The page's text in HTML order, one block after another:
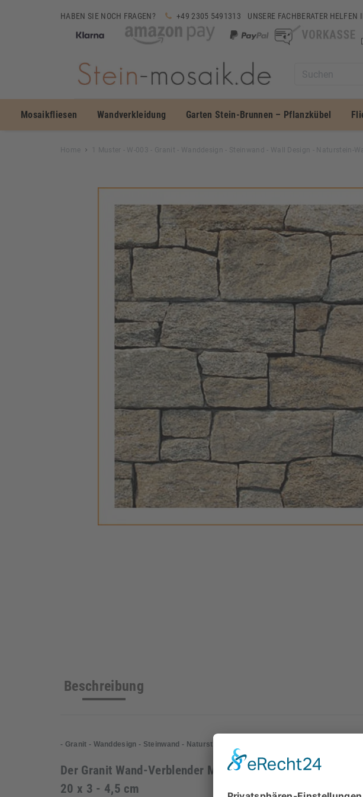
HABEN SIE NOCH FRAGEN? +49 2305 5491313 UNSERE FACHBERATER HELFEN
Mosaikfliesen Wandverkleidung Garten Stein-Brunnen – Pflanzkübel
Home 1 Muster - W-003 - Granit - Wanddesign - Steinwand - Wall Design - Naturstein-
Beschreibung
- Granit - Wanddesign - Steinwand - Naturstein-Mauer - Naturstein-Wand - Wall Design
Der Granit Wand-Verblender M-W-003 - Musterfliese ca.
20 x 3 - 4,5 cm